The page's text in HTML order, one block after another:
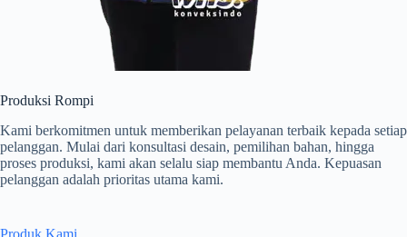
Produksi Rompi
Kami berkomitmen untuk memberikan pelayanan terbaik kepada setiap
pelanggan. Mulai dari konsultasi desain, pemilihan bahan, hingga
proses produksi, kami akan selalu siap membantu Anda. Kepuasan
pelanggan adalah prioritas utama kami.
Produk Kami